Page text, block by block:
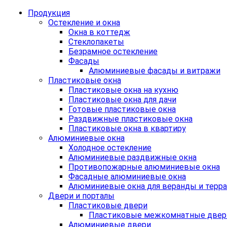
Продукция
Остекление и окна
Окна в коттедж
Стеклопакеты
Безрамное остекление
Фасады
Алюминиевые фасады и витражи
Пластиковые окна
Пластиковые окна на кухню
Пластиковые окна для дачи
Готовые пластиковые окна
Раздвижные пластиковые окна
Пластиковые окна в квартиру
Алюминиевые окна
Холодное остекление
Алюминиевые раздвижные окна
Противопожарные алюминиевые окна
Фасадные алюминиевые окна
Алюминиевые окна для веранды и
Двери и порталы
Пластиковые двери
Пластиковые межкомнатные
Алюминиевые двери